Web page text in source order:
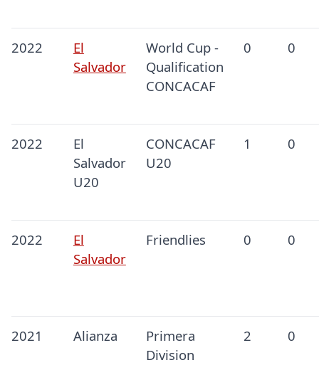
2022
El
Salvador
World Cup -
Qualification
CONCACAF
0 0
2022
El
Salvador
U20
CONCACAF
U20
1 0
2022
El
Salvador
Friendlies 0 0
2021 Alianza
Primera
Division
2 0